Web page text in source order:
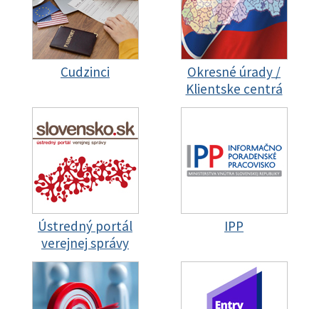
Cudzinci
Okresné úrady /
Klientske centrá
Ústredný portál
verejnej správy
IPP